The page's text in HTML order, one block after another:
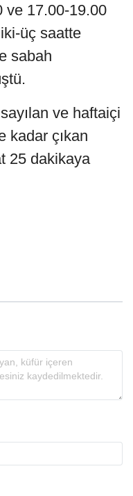
ve 17.00-19.00
üç saatte
sabah
ve haftaiçi
kadar çıkan
25 dakikaya